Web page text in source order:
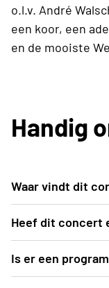
o.l.v. André
een koor, een
en de mooiste
Handig
Waar vindt dit
In de mooie
comfortabele
concert.
Heef dit concert
Ja, er is een
Is er een